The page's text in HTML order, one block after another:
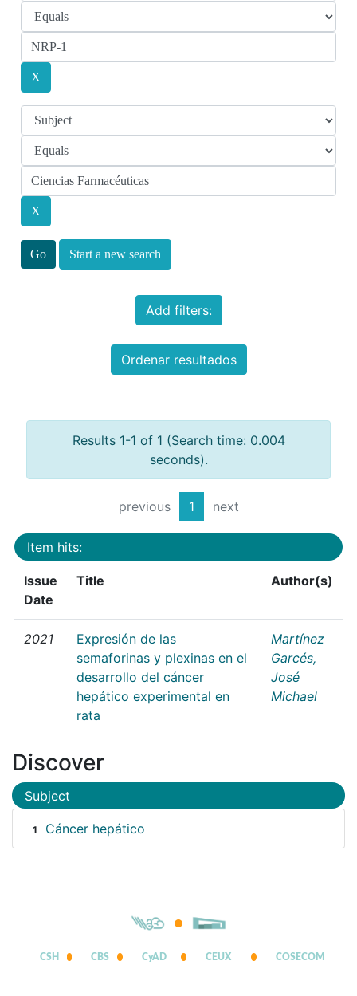
Start a new search
Add filters:
Ordenar resultados
Results 1-1 of 1 (Search time: 0.004
seconds).
previous 1 next
Item hits:
Issue
Date
Title Author(s)
2021
Expresión de las
semaforinas y plexinas en el
desarrollo del cáncer
hepático experimental en
rata
Martínez
Garcés,
José
Michael
Discover
Subject
1 Cáncer hepático
CSH CBS CyAD CEUX COSECOM